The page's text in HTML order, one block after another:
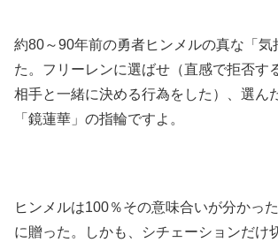
約80～90年前の勇者ヒンメルの真な「気
た。フリーレンに選ばせ（直感で拒否す
相手と一緒に決める行為をした）、選ん
「鏡蓮華」の指輪ですよ。
ヒンメルは100％その意味合いが分かっ
に贈った。しかも、シチェーションだけ